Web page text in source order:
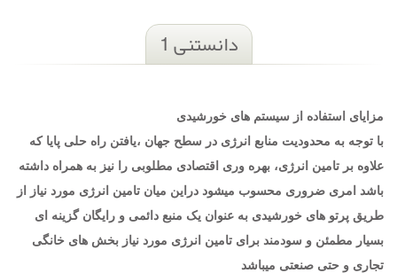
دانستنی 1
مزایای استفاده از سیستم های خورشیدی
با توجه به محدودیت منابع انرژی در سطح جهان ،یافتن راه حلی پایا که
علاوه بر تامین انرژی، بهره وری اقتصادی مطلوبی را نیز به همراه داشته
باشد امری ضروری محسوب میشود دراین میان تامین انرژی مورد نیاز از
طریق پرتو های خورشیدی به عنوان یک منبع دائمی و رایگان گزینه ای
بسیار مطمئن و سودمند برای تامین انرژی مورد نیاز بخش های خانگی
تجاری و حتی صنعتی میباشد